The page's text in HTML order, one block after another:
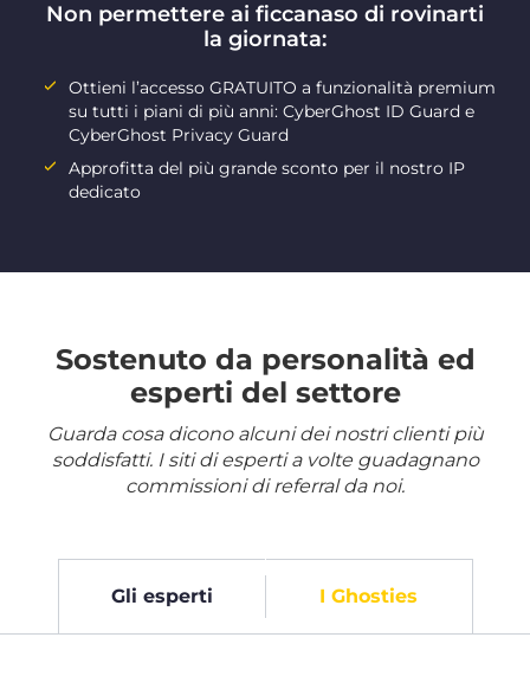
Non permettere ai ficcanaso di rovinarti
la giornata:
Ottieni l’accesso GRATUITO a funzionalità premium
su tutti i piani di più anni: CyberGhost ID Guard e
CyberGhost Privacy Guard
Approfitta del più grande sconto per il nostro IP
dedicato
Sostenuto da personalità ed
esperti del settore
Guarda cosa dicono alcuni dei nostri clienti più
soddisfatti. I siti di esperti a volte guadagnano
commissioni di referral da noi.
Gli esperti I Ghosties